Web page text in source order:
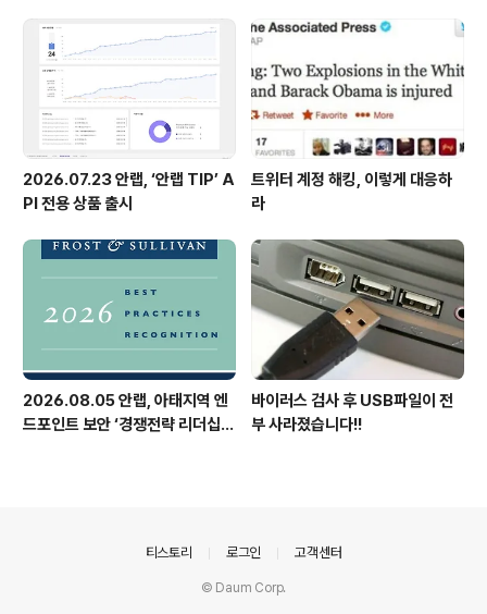
2026.07.23 안랩, ‘안랩 TIP’ A
PI 전용 상품 출시
트위터 계정 해킹, 이렇게 대응하
라
2026.08.05 안랩, 아태지역 엔
드포인트 보안 ‘경쟁전략 리더십’
바이러스 검사 후 USB파일이 전
부 사라졌습니다!!
티스토리 로그인 고객센터
© Daum Corp.